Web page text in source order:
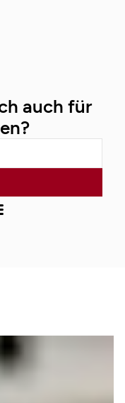
auch für